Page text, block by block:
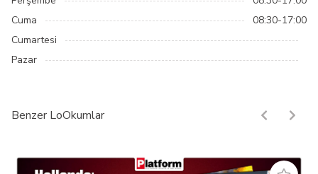
Cuma
08:30-17:00
Cumartesi
Pazar
Benzer LoOkumlar